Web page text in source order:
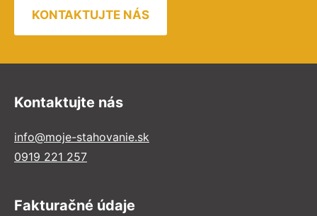
KONTAKTUJTE NÁS
Kontaktujte nás
info@moje-stahovanie.sk
0919 221 257
Fakturačné údaje